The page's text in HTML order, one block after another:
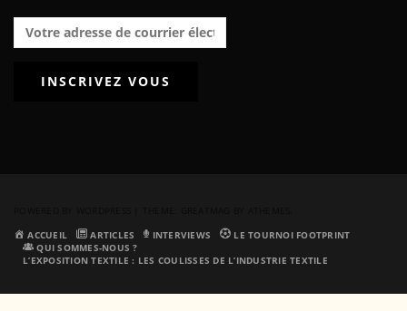
ACCUEIL
ARTICLES INTERVIEWS
LE TOURNOI FOOTPRINT
QUI SOMMES-NOUS ?
L’EXPOSITION TEXTILE : LES COULISSES DE L’INDUSTRIE TEXTILE